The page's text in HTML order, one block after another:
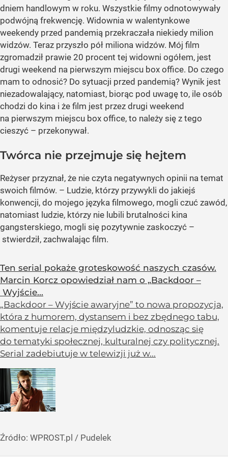
dniem handlowym w roku. Wszystkie filmy odnotowywały
podwójną frekwencję. Widownia w walentynkowe
weekendy przed pandemią przekraczała niekiedy milion
widzów. Teraz przyszło pół miliona widzów. Mój film
zgromadził prawie 20 procent tej widowni ogółem, jest
drugi weekend na pierwszym miejscu box office. Do czego
mam to odnosić? Do sytuacji przed pandemią? Wynik jest
niezadowalający, natomiast, biorąc pod uwagę to, ile osób
chodzi do kina i że film jest przez drugi weekend
na pierwszym miejscu box office, to należy się z tego
cieszyć – przekonywał.
Twórca nie przejmuje się hejtem
Reżyser przyznał, że nie czyta negatywnych opinii na temat
swoich filmów. – Ludzie, którzy przywykli do jakiejś
konwencji, do mojego języka filmowego, mogli czuć zawód,
natomiast ludzie, którzy nie lubili brutalności kina
gangsterskiego, mogli się pozytywnie zaskoczyć –
stwierdził, zachwalając film.
Ten serial pokaże groteskowość naszych czasów.
Marcin Korcz opowiedział nam o „Backdoor –
Wyjście...
„Backdoor – Wyjście awaryjne” to nowa propozycja,
która z humorem, dystansem i bez zbędnego tabu,
komentuje relacje międzyludzkie, odnosząc się
do tematyki społecznej, kulturalnej czy politycznej.
Serial zadebiutuje w telewizji już w...
Źródło: WPROST.pl / Pudelek